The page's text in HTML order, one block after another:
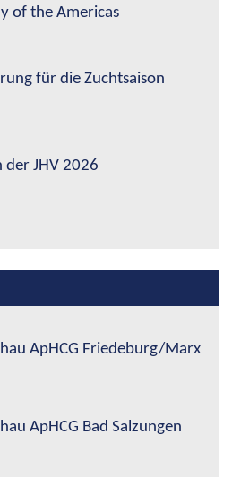
of the Americas
für die Zuchtsaison
der JHV 2026
ApHCG Friedeburg/Marx
ApHCG Bad Salzungen